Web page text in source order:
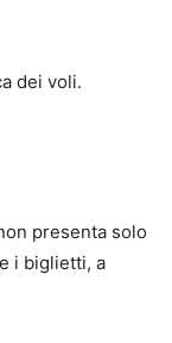
dei voli.
presenta solo
i biglietti, a